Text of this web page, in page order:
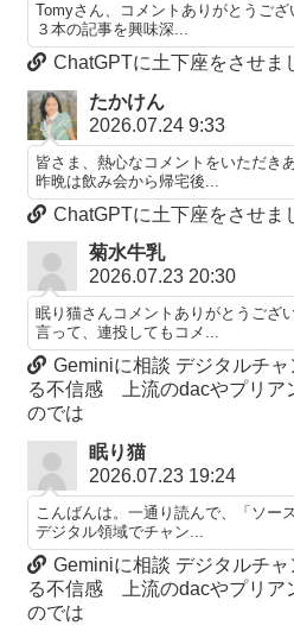
Tomyさん、コメントありがとうご
３本の記事を興味深...
ChatGPTに土下座をさせま
たかけん
2026.07.24 9:33
皆さま、熱心なコメントをいただき
昨晩は飲み会から帰宅後...
ChatGPTに土下座をさせま
菊水牛乳
2026.07.23 20:30
眠り猫さんコメントありがとうござ
言って、連投してもコメ...
Geminiに相談 デジタルチ
る不信感 上流のdacやプリア
のでは
眠り猫
2026.07.23 19:24
こんばんは。一通り読んで、「ソー
デジタル領域でチャン...
Geminiに相談 デジタルチ
る不信感 上流のdacやプリア
のでは